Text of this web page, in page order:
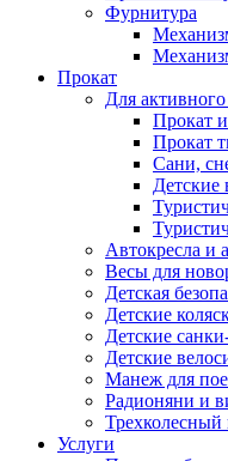
Фурнитура
Прокат
Для
Прокат и
Прокат
Сани,
Детские
Автокресла и
Весы для
Детская
Детские
Детские
Детские
Манеж для
Радионяни и
Трехколесный
Услуги